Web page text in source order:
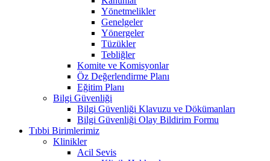
Yönetmelikler
Genelgeler
Yönergeler
Tüzükler
Tebliğler
Komite ve Komisyonlar
Öz Değerlendirme Planı
Eğitim Planı
Bilgi Güvenliği
Bilgi Güvenliği Klavuzu ve Dökümanları
Bilgi Güvenliği Olay Bildirim Formu
Tıbbi Birimlerimiz
Klinikler
Acil Sevis